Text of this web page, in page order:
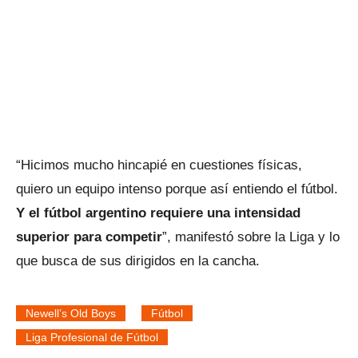
“Hicimos mucho hincapié en cuestiones físicas,
quiero un equipo intenso porque así entiendo el fútbol.
Y el fútbol argentino requiere una intensidad
superior para competir”, manifestó sobre la Liga y lo
que busca de sus dirigidos en la cancha.
Newell’s Old Boys
Fútbol
Liga Profesional de Fútbol